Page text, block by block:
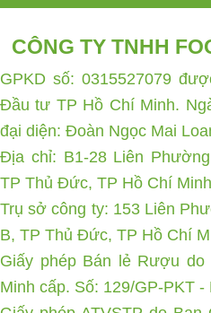
CÔNG TY TNHH
GPKD số: 0315527079
Đầu tư TP Hồ Chí Minh.
đại diện: Đoàn Ngọc Mai
Địa chỉ: B1-28 Liên
TP Thủ Đức, TP Hồ Chí
Trụ sở công ty: 153 Liên
B, TP Thủ Đức, TP Hồ Chí
Giấy phép Bán lẻ Rượu
Minh cấp. Số: 129/GP-PKT -